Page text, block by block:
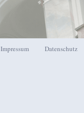
Impressum Datenschutz